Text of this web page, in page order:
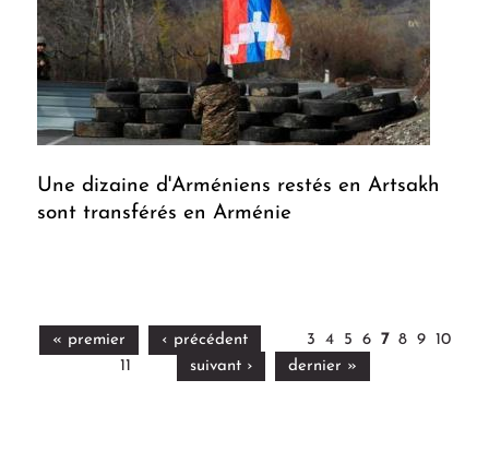
Une dizaine d'Arméniens restés en Artsakh
sont transférés en Arménie
« premier ‹ précédent 3 4 5 6 7 8 9
10
11
suivant › dernier »